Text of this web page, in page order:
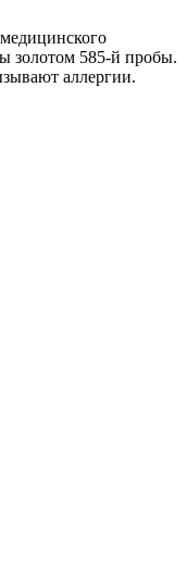
золотом 585-й пробы.
аллергии.